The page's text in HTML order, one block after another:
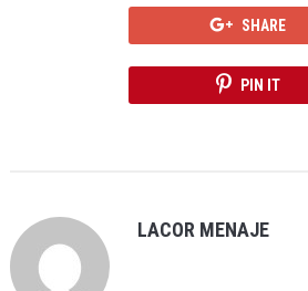
SHARE
PIN IT
LACOR MENAJE